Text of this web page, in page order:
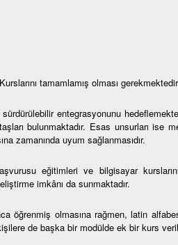
tamamlamış olması
entegrasyonunu
bulunmaktadır. Esas unsurları ise
zamanında uyum sağlanmasıdır.
eğitimleri ve bilgisayar
imkânı da sunmaktadır.
öğrenmiş olmasına rağmen, latin
de başka bir modülde ek bir kurs